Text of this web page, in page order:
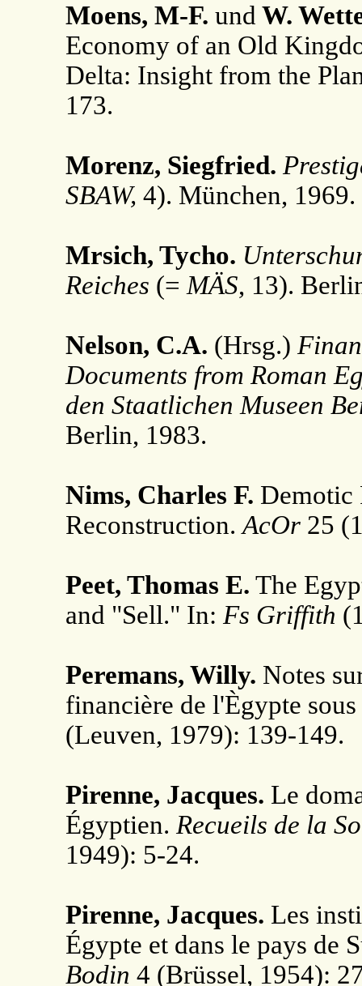
Moens, M-F. und W.
Economy of an Old
Delta: Insight from the
173.
Morenz, Siegfried.
SBAW, 4). München, 1969.
Mrsich, Tycho.
Reiches (= MÄS, 13).
Nelson, C.A. (Hrsg.)
Documents from Roman
den Staatlichen Museen
Berlin, 1983.
Nims, Charles F. Demotic
Reconstruction.AcOr 25
Peet, Thomas E. The
and "Sell." In: Fs Griffith
Peremans, Willy. Notes
financière de l'Ègypte
(Leuven, 1979): 139-149.
Pirenne, Jacques. Le
Égyptien. Recueils de la
1949): 5-24.
Pirenne, Jacques. Les
Égypte et dans le pays de
Bodin 4 (Brüssel, 1954):